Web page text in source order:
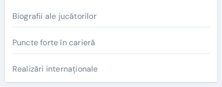
Biografii ale jucătorilor
Puncte forte în carieră
Realizări internaționale